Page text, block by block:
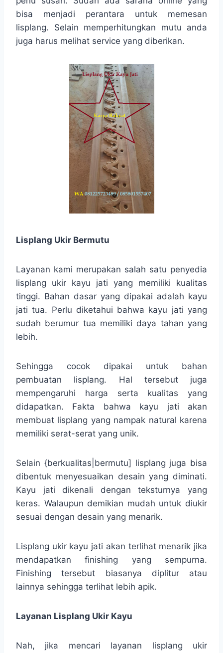
bisa menjadi perantara untuk memesan
lisplang. Selain memperhitungkan mutu anda
juga harus melihat service yang diberikan.
Lisplang Ukir Bermutu
Layanan kami merupakan salah satu penyedia
lisplang ukir kayu jati yang memiliki kualitas
tinggi. Bahan dasar yang dipakai adalah kayu
jati tua. Perlu diketahui bahwa kayu jati yang
sudah berumur tua memiliki daya tahan yang
lebih.
Sehingga cocok dipakai untuk bahan
pembuatan lisplang. Hal tersebut juga
mempengaruhi harga serta kualitas yang
didapatkan. Fakta bahwa kayu jati akan
membuat lisplang yang nampak natural karena
memiliki serat-serat yang unik.
Selain {berkualitas|bermutu] lisplang juga bisa
dibentuk menyesuaikan desain yang diminati.
Kayu jati dikenali dengan teksturnya yang
keras. Walaupun demikian mudah untuk diukir
sesuai dengan desain yang menarik.
Lisplang ukir kayu jati akan terlihat menarik jika
mendapatkan finishing yang sempurna.
Finishing tersebut biasanya diplitur atau
lainnya sehingga terlihat lebih apik.
Layanan Lisplang Ukir Kayu
Nah, jika mencari layanan lisplang ukir